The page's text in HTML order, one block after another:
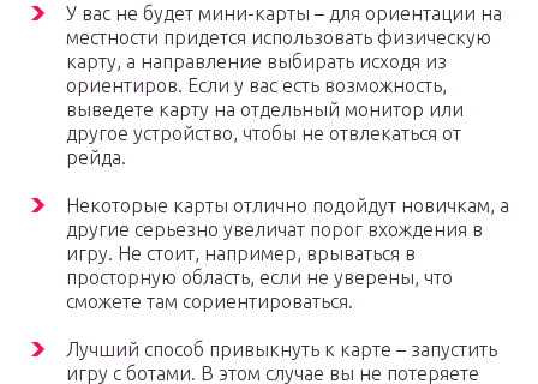
У вас не будет мини-карты – для ориентации на
местности придется использовать физическую
карту, а направление выбирать исходя из
ориентиров. Если у вас есть возможность,
выведете карту на отдельный монитор или
другое устройство, чтобы не отвлекаться от
рейда.
Некоторые карты отлично подойдут новичкам, а
другие серьезно увеличат порог вхождения в
игру. Не стоит, например, врываться в
просторную область, если не уверены, что
сможете там сориентироваться.
Лучший способ привыкнуть к карте – запустить
игру с ботами. В этом случае вы не потеряете